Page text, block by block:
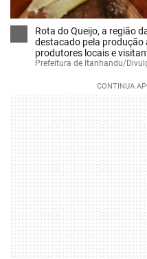
Rota do Queijo, a região
destacado pela produção
produtores locais e
Prefeitura de Itanhandu/